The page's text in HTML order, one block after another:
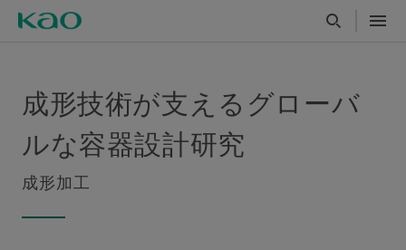
成形技術が支えるグローバ
ルな容器設計研究
成形加工